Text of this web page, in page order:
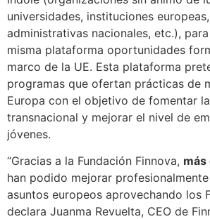
universidades, instituciones
administrativas nacionales, etc.),
misma plataforma oportunidades
marco de la UE. Esta plataforma
programas que ofertan prácticas de
Europa con el objetivo de fomentar
transnacional y mejorar el nivel de
jóvenes.
“Gracias a la Fundación Finnova,
han podido mejorar
asuntos europeos aprovechando los
declara Juanma Revuelta, CEO de